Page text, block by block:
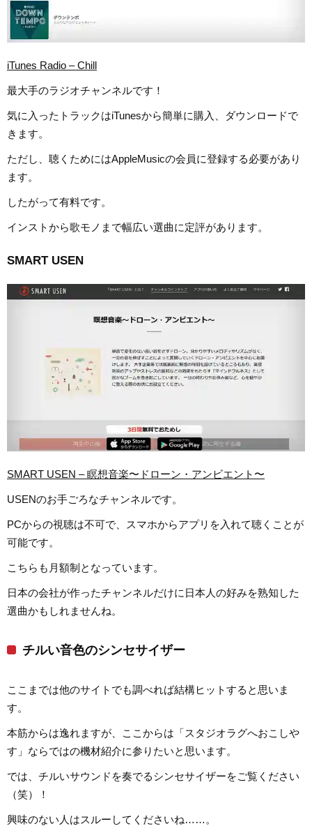
iTunes Radio – Chill
最大手のラジオチャンネルです！
気に入ったトラックはiTunesから簡単に購入、ダウンロードで
きます。
ただし、聴くためにはAppleMusicの会員に登録する必要があり
ます。
したがって有料です。
インストから歌モノまで幅広い選曲に定評があります。
SMART USEN
SMART USEN – 瞑想音楽〜ドローン・アンビエント〜
USENのお手ごろなチャンネルです。
PCからの視聴は不可で、スマホからアプリを入れて聴くことが
可能です。
こちらも月額制となっています。
日本の会社が作ったチャンネルだけに日本人の好みを熟知した
選曲かもしれませんね。
チルい音色のシンセサイザー
ここまでは他のサイトでも調べれば結構ヒットすると思いま
す。
本筋からは逸れますが、ここからは「スタジオラグへおこしや
す」ならではの機材紹介に参りたいと思います。
では、チルいサウンドを奏でるシンセサイザーをご覧ください
（笑）！
興味のない人はスルーしてくださいね……。